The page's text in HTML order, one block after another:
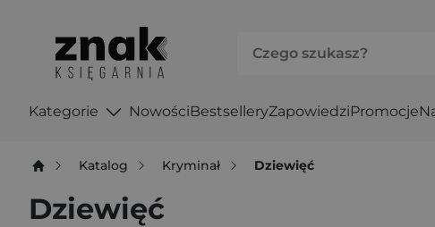
Kategorie NowościBestselleryZapowiedziPromocje
Katalog Kryminał Dziewięć
Dziewięć